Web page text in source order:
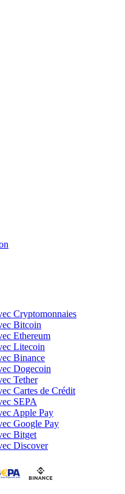
Cryptomonnaies
Bitcoin
Ethereum
Litecoin
Binance
Dogecoin
Tether
Cartes de Crédit
SEPA
Apple Pay
Google Pay
Bitget
Discover